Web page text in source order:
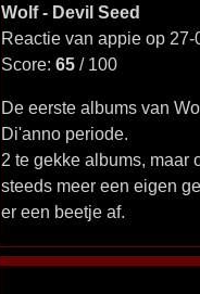
Wolf - Devil Seed
Reactie van appie op
Score: 65/ 100
De eerste albums van
Di'anno periode.
2 te gekke albums, maar
steeds meer een eigen
er een beetje af.